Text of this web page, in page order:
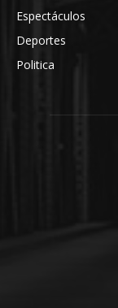
Espectáculos
Deportes
Politica